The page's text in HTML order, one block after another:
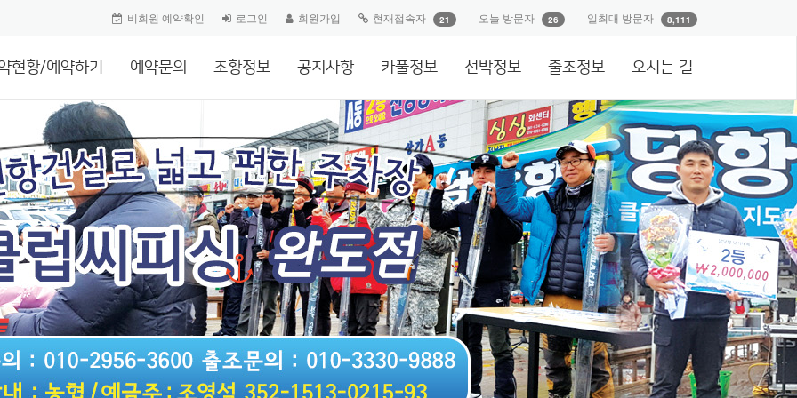
비회원 예약확인 로그인 회원가입 현재접속자 21 오늘 방문자 26 일최대 방문자 8,111
현황/예약하기 예약문의 조황정보 공지사항 카풀정보 선박정보 출조정보 오시는 길